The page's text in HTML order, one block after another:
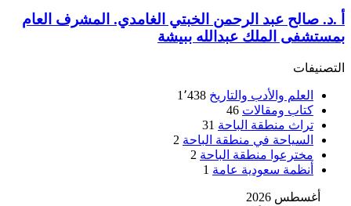
أ .د. صالح عبد الرحمن الخبتي الغامدي. المشرف العام
بمستشفى الملك عبدالله ببيشة
التصنيفات
العلم والأدب والتاريخ 1٬438
كتاب ومقالات 46
تراث منطقة الباحة 31
السياحة في منطقة الباحة 2
مخترعوا منطقة الباحة 2
أنظمة سعودية عامة 1
أغسطس 2026